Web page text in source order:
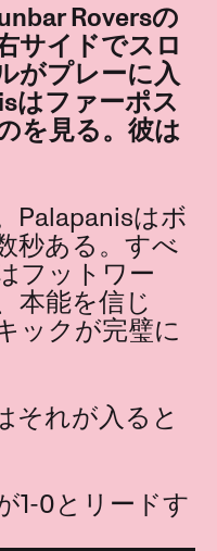
Roversの
サイドでスロ
がプレーに入
はファーポス
を見る。彼は
Palapanisはボ
秒ある。すべ
フットワー
本能を信じ
ックが完璧に
それが入ると
1-0とリードす